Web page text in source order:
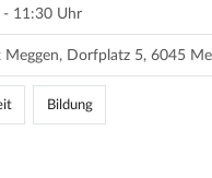
- 11:30 Uhr
Meggen, Dorfplatz 5, 6045
Bildung